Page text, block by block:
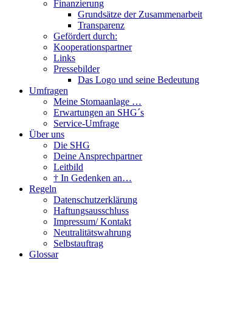
Finanzierung
Grundsätze der Zusammenarbeit
Transparenz
Gefördert durch:
Kooperationspartner
Links
Pressebilder
Das Logo und seine Bedeutung
Umfragen
Meine Stomaanlage …
Erwartungen an SHG´s
Service-Umfrage
Über uns
Die SHG
Deine Ansprechpartner
Leitbild
† In Gedenken an…
Regeln
Datenschutzerklärung
Haftungsausschluss
Impressum/ Kontakt
Neutralitätswahrung
Selbstauftrag
Glossar